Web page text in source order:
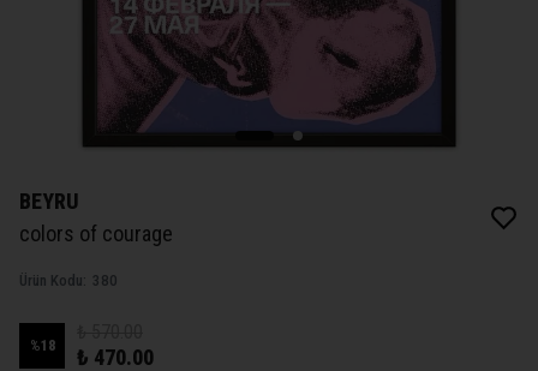
BEYRU
colors of courage
Ürün Kodu: 380
%18 ₺ 470.00